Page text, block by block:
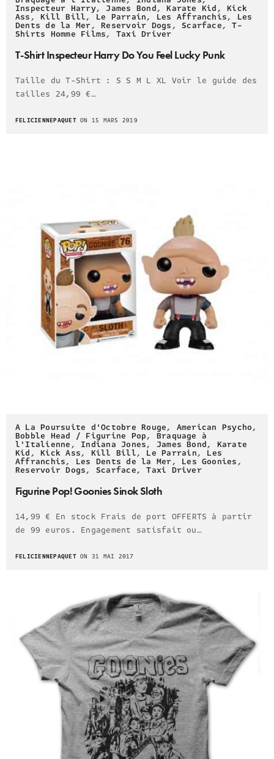
Inspecteur Harry, James Bond,Karate Kid,Kick
Ass,Kill Bill, Le Parrain, Les Affranchis, Les
Dents de la Mer,Reservoir Dogs,Scarface,T-
Shirts Homme Films, Taxi Driver
T-Shirt Inspecteur Harry Do You Feel Lucky Punk
Taille du T-Shirt : S S M L XL Voir le guide des
tailles 24,99 €…
FELICIENNEPAQUETON 15 MARS 2019
A La Poursuite d'Octobre Rouge, American Psycho,
Bobble Head / Figurine Pop, Braquage à
l'Italienne, Indiana Jones, James Bond, Karate
Kid,Kick Ass, Kill Bill, Le Parrain, Les
Affranchis, Les Dents de la Mer, Les Goonies,
Reservoir Dogs, Scarface,Taxi Driver
Figurine Pop! Goonies Sinok Sloth
14,99 € En stock Frais de port OFFERTS à partir
de 99 euros. Engagement satisfait ou…
FELICIENNEPAQUETON 31 MAI 2017